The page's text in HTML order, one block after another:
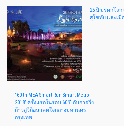
25 ปี มรดกโล
สุโขทัย และเมื
"60 th MEA Smart Run Smart Metro
2018” ครั้งแรกในรอบ 60 ปี กับการวิ่ง
ก้าวสู่วิถีอนาคตใจกลางมหานคร
กรุงเทพ